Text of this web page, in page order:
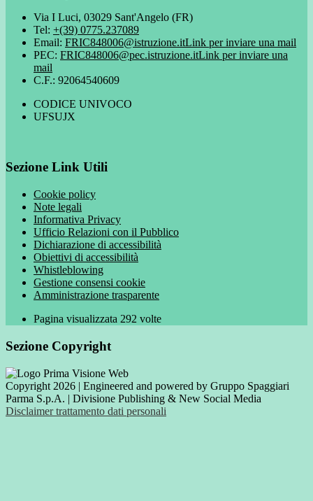
Via I Luci, 03029 Sant'Angelo (FR)
Tel: +(39) 0775.237089
Email: FRIC848006@istruzione.itLink per inviare una mail
PEC: FRIC848006@pec.istruzione.itLink per inviare una
mail
C.F.: 92064540609
CODICE UNIVOCO
UFSUJX
Sezione Link Utili
Cookie policy
Note legali
Informativa Privacy
Ufficio Relazioni con il Pubblico
Dichiarazione di accessibilità
Obiettivi di accessibilità
Whistleblowing
Gestione consensi cookie
Amministrazione trasparente
Pagina visualizzata 292 volte
Sezione Copyright
Copyright 2026 | Engineered and powered by Gruppo Spaggiari
Parma S.p.A. | Divisione Publishing & New Social Media
Disclaimer trattamento dati personali